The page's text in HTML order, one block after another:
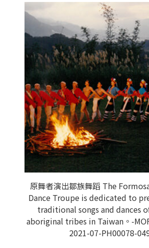
原舞者演出鄒族舞蹈 The
Dance Troupe is dedicated to
traditional songs and dances
aboriginal tribes in Taiwan。-
2021-07-PH00078-